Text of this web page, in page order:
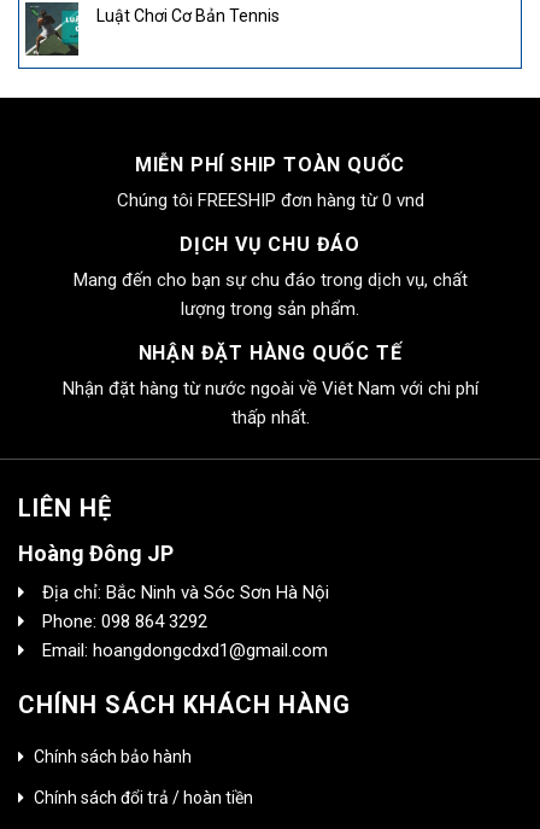
Luật Chơi Cơ Bản Tennis
MIỄN PHÍ SHIP TOÀN QUỐC
Chúng tôi FREESHIP đơn hàng từ 0 vnd
DỊCH VỤ CHU ĐÁO
Mang đến cho bạn sự chu đáo trong dịch vụ, chất
lượng trong sản phẩm.
NHẬN ĐẶT HÀNG QUỐC TẾ
Nhận đặt hàng từ nước ngoài về Viêt Nam với chi phí
thấp nhất.
LIÊN HỆ
Hoàng Đông JP
Địa chỉ: Bắc Ninh và Sóc Sơn Hà Nội
Phone: 098 864 3292
Email: hoangdongcdxd1@gmail.com
CHÍNH SÁCH KHÁCH HÀNG
Chính sách bảo hành
Chính sách đổi trả / hoàn tiền